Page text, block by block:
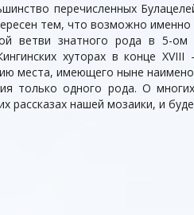
перечисленных
тем, что возможно
ветви знатного рода в 5-ом
хуторах в конце
места, имеющего ныне
только одного рода. О
рассказах нашей мозаики, и